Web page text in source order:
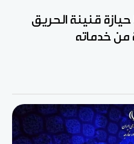
قنينة الحريق
من خدماته